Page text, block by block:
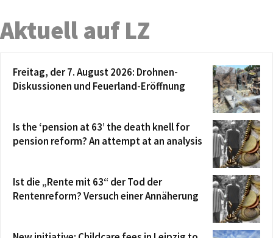
Aktuell auf LZ
Freitag, der 7. August 2026: Drohnen-
Diskussionen und Feuerland-Eröffnung
Is the ‘pension at 63’ the death knell for
pension reform? An attempt at an analysis
Ist die „Rente mit 63“ der Tod der
Rentenreform? Versuch einer Annäherung